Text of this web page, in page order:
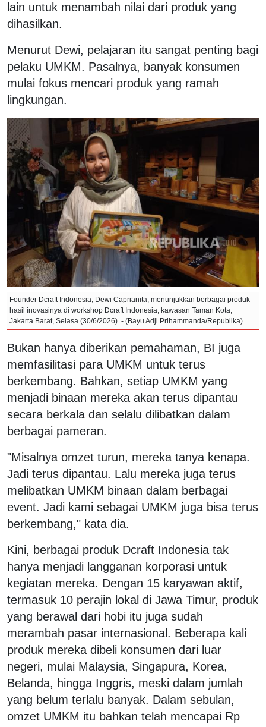
lain untuk menambah nilai dari produk yang
dihasilkan.
Menurut Dewi, pelajaran itu sangat penting bagi
pelaku UMKM. Pasalnya, banyak konsumen
mulai fokus mencari produk yang ramah
lingkungan.
Founder Dcraft Indonesia, Dewi Caprianita, menunjukkan berbagai produk
hasil inovasinya di workshop Dcraft Indonesia, kawasan Taman Kota,
Jakarta Barat, Selasa (30/6/2026). - (Bayu Adji Prihammanda/Republika)
Bukan hanya diberikan pemahaman, BI juga
memfasilitasi para UMKM untuk terus
berkembang. Bahkan, setiap UMKM yang
menjadi binaan mereka akan terus dipantau
secara berkala dan selalu dilibatkan dalam
berbagai pameran.
"Misalnya omzet turun, mereka tanya kenapa.
Jadi terus dipantau. Lalu mereka juga terus
melibatkan UMKM binaan dalam berbagai
event. Jadi kami sebagai UMKM juga bisa terus
berkembang," kata dia.
Kini, berbagai produk Dcraft Indonesia tak
hanya menjadi langganan korporasi untuk
kegiatan mereka. Dengan 15 karyawan aktif,
termasuk 10 perajin lokal di Jawa Timur, produk
yang berawal dari hobi itu juga sudah
merambah pasar internasional. Beberapa kali
produk mereka dibeli konsumen dari luar
negeri, mulai Malaysia, Singapura, Korea,
Belanda, hingga Inggris, meski dalam jumlah
yang belum terlalu banyak. Dalam sebulan,
omzet UMKM itu bahkan telah mencapai Rp